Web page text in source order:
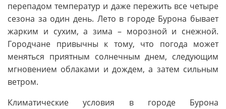
перепадом температур и даже пережить все четыре
сезона за один день. Лето в городе Бурона бывает
жарким и сухим, а зима – морозной и снежной.
Городчане привычны к тому, что погода может
меняться приятным солнечным днем, следующим
мгновением облаками и дождем, а затем сильным
ветром.
Климатические условия в городе Бурона